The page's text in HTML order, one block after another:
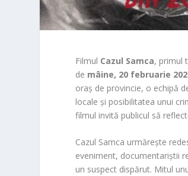
Filmul Cazul Samca, primul
de mâine, 20 februarie
oraș de provincie, o echipă
locale și posibilitatea unui
filmul invită publicul să
Cazul Samca urmărește
eveniment, documentariștii
un suspect dispărut. Mitul